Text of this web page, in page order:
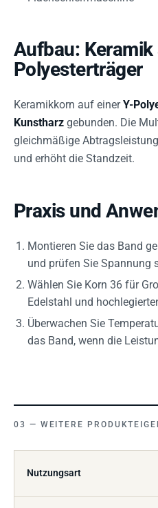
Aufbau: Keramik
Polyesterträger
Keramikkorn auf einerY-
Kunstharz gebunden. Die
gleichmäßige
und erhöht die Standzeit.
Praxis und
Montieren Sie das Band
und prüfen Sie Spannung
Wählen Sie Korn 36 für
Edelstahl und
Überwachen Sie
das Band, wenn die
WEITERE
Nutzungsart